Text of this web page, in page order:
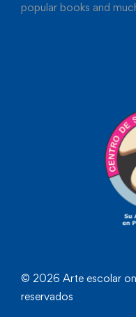
popular books and
© 2026 Arte escolar
reservados